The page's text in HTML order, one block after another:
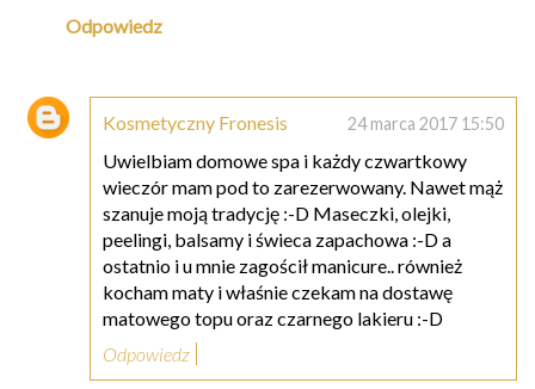
Odpowiedz
Kosmetyczny Fronesis 24 marca 2017 15:50
Uwielbiam domowe spa i każdy czwartkowy
wieczór mam pod to zarezerwowany. Nawet mąż
szanuje moją tradycję :-D Maseczki, olejki,
peelingi, balsamy i świeca zapachowa :-D a
ostatnio i u mnie zagościł manicure.. również
kocham maty i właśnie czekam na dostawę
matowego topu oraz czarnego lakieru :-D
Odpowiedz